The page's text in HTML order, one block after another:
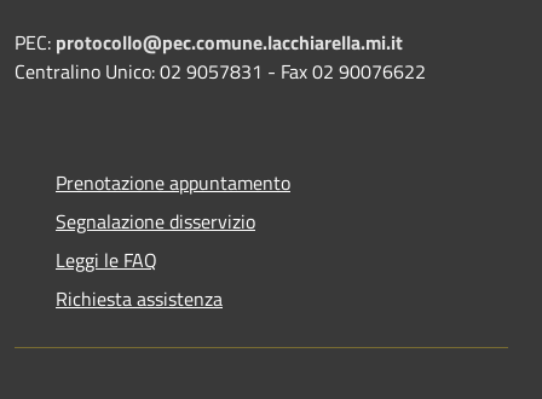
PEC: protocollo@pec.comune.lacchiarella.mi.it
Centralino Unico: 02 9057831 - Fax 02 90076622
Prenotazione appuntamento
Segnalazione disservizio
Leggi le FAQ
Richiesta assistenza